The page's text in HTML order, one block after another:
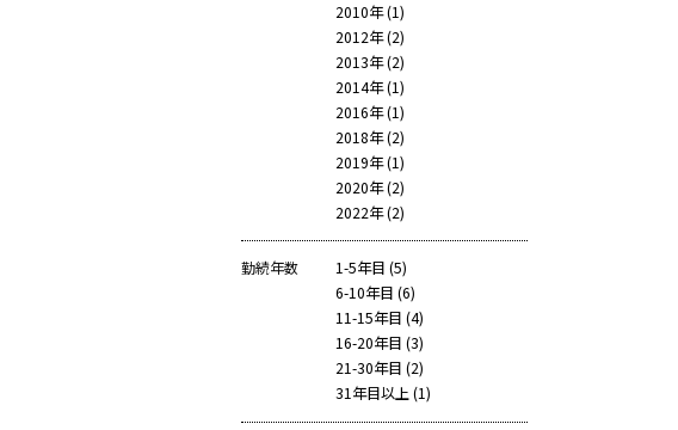
2010年 (1)
2012年 (2)
2013年 (2)
2014年 (1)
2016年 (1)
2018年 (2)
2019年 (1)
2020年 (2)
2022年 (2)
勤続年数 1-5年目 (5)
6-10年目 (6)
11-15年目 (4)
16-20年目 (3)
21-30年目 (2)
31年目以上 (1)